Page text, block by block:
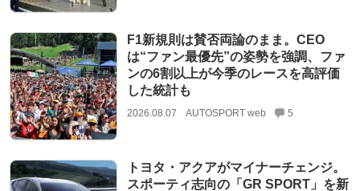
F1新規則は賛否両論のまま。CEO
は“ファン最優先”の姿勢を強調、ファ
ンの6割以上が今季のレースを高評価
した統計も
2026.08.07 AUTOSPORT web 5
トヨタ・アクアがマイナーチェンジ。
スポーティ志向の「GR SPORT」を新